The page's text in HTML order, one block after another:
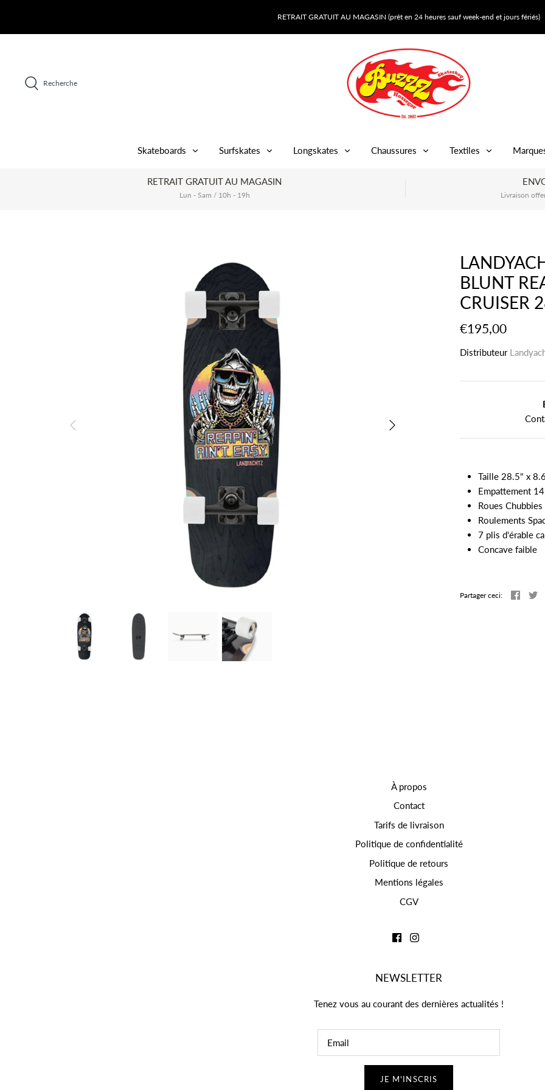
contenu
RETRAIT GRATUIT AU MAGASIN (prêt en 24 heures sauf week-end et jours fériés)
Recherche
Skateboards Surfskates Longskates Chaussures Textiles
RETRAIT GRATUIT AU MAGASIN
Lun - Sam / 10h - 19h Livraison
BLUNT
CRUISER
€195,00
Distributeur
Taille 28.5" x
Empattement
Roues
Roulements
7 plis d'érable
Concave faible
Partager ceci:
À propos
Contact
Tarifs de livraison
Politique de confidentialité
Politique de retours
Mentions légales
CGV
NEWSLETTER
Tenez vous au courant des dernières actualités !
JE M'INSCRIS